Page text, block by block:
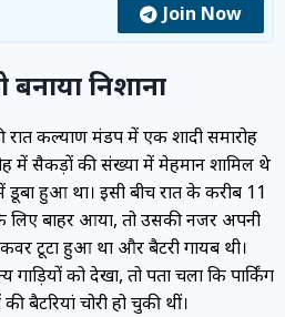
Join Now
बनाया निशाना
रात कल्याण मंडप में एक शादी समारोह
में सैकड़ों की संख्या में मेहमान शामिल थे
हुआ था। इसी बीच रात के करीब 11
बाहर आया, तो उसकी नजर अपनी
टूटा हुआ था और बैटरी गायब थी।
को देखा, तो पता चला कि पार्किंग
चोरी हो चुकी थीं।